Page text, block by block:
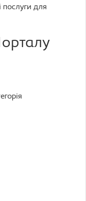
послуги для